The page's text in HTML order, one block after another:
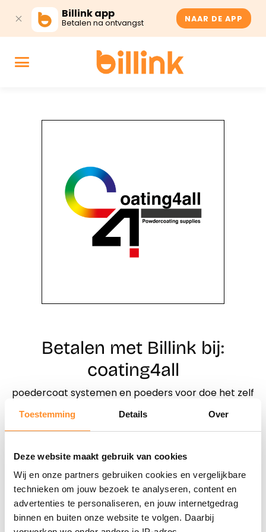
Toestemming Details Over
Deze website maakt gebruik van cookies
Wij en onze partners gebruiken cookies en vergelijkbare
technieken om jouw bezoek te analyseren, content en
advertenties te personaliseren, en jouw internetgedrag
binnen en buiten onze website te volgen. Daarbij
Billink app
Betalen na ontvangst NAAR DE APP
Betalen met Billink bij:
coating4all
poedercoat systemen en poeders voor doe het zelf
en midden en kleinbedrijf
Naar winkels